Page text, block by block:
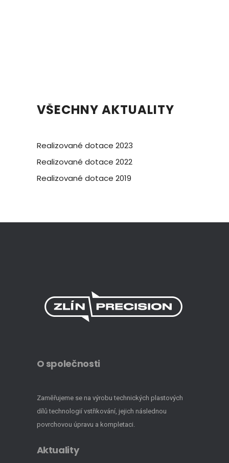
VŠECHNY AKTUALITY
Realizované dotace 2023
Realizované dotace 2022
Realizované dotace 2019
O společnosti
Zaměřujeme se na výrobu technických plastových
dílů technologií vstřikování, jejich následnou
povrchovou úpravu a kompletaci.
Aktuality